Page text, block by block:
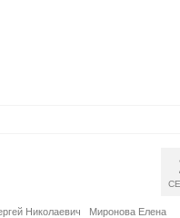
Николаевич
Миронова Елена